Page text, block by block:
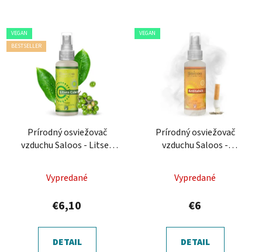
VEGAN
BESTSELLER
Prírodný osviežovač
vzduchu Saloos - Litsea
Vypredané
€6,10
DETAIL
VEGAN
Prírodný osviežovač
vzduchu Saloos -
Vypredané
€6
DETAIL